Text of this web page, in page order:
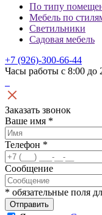
По типу
Мебель по
Светильники
Садовая мебель
+7 (926)-300-66-44
Часы работы с 8:00 до
Заказать звонок
Ваше имя *
Телефон *
Сообщение
* обязательные поля
Отправить